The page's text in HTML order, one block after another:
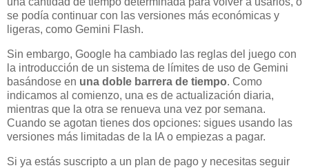
se podía continuar con las versiones más económicas y
ligeras, como Gemini Flash.
Sin embargo, Google ha cambiado las reglas del juego con
la introducción de un sistema de límites de uso de Gemini
basándose en una doble barrera de tiempo. Como
indicamos al comienzo, una es de actualización diaria,
mientras que la otra se renueva una vez por semana.
Cuando se agotan tienes dos opciones: sigues usando las
versiones más limitadas de la IA o empiezas a pagar.
Si ya estás suscripto a un plan de pago y necesitas seguir